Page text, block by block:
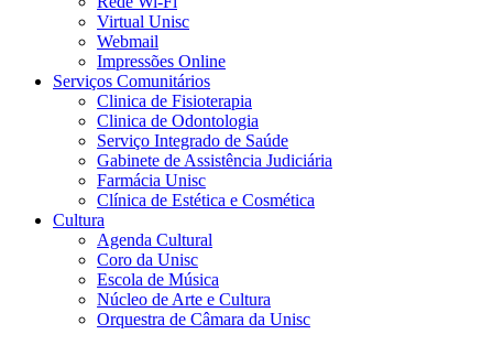
Virtual Unisc
Webmail
Impressões Online
Serviços Comunitários
Clinica de Fisioterapia
Clinica de Odontologia
Serviço Integrado de Saúde
Gabinete de Assistência Judiciária
Farmácia Unisc
Clínica de Estética e Cosmética
Cultura
Agenda Cultural
Coro da Unisc
Escola de Música
Núcleo de Arte e Cultura
Orquestra de Câmara da Unisc